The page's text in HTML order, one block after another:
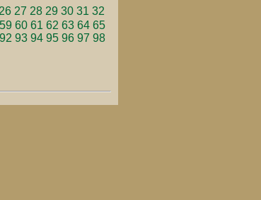
26 27 28 29 30 31 32
59 60 61 62 63 64 65
92 93 94 95 96 97 98